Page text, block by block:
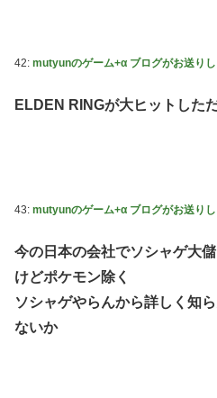
42: mutyunのゲーム+α ブログがお送りし
ELDEN RINGが大ヒットした
43: mutyunのゲーム+α ブログがお送りし
今の日本の会社でソシャゲ大
けどポケモン除く
ソシャゲやらんから詳しく知
ないか